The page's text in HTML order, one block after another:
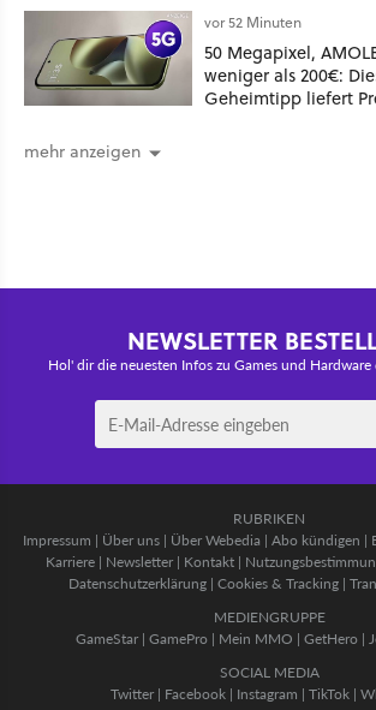
vor 52 Minuten
50 Megapixel,
weniger als 200€:
Geheimtipp liefert
mehr anzeigen
NEWSLETTER
Hol' dir die neuesten Infos zu Games und
RUBRIKEN
Impressum | Über uns| Über Webedia | Abo kündigen |
Karriere | Newsletter | Kontakt |
Datenschutzerklärung | Cookies & Tracking |
MEDIENGRUPPE
GameStar| GamePro | Mein MMO | GetHero |
SOCIAL MEDIA
Twitter | Facebook | Instagram | TikTok |